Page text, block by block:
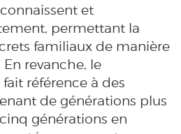
et
permettant la
familiaux de manière
revanche, le
référence à des
de générations plus
générations en